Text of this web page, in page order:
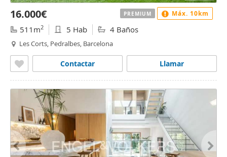
16.000€
511m2 5 Hab 4 Baños
Les Corts, Pedralbes, Barcelona
Llamar
Contactar
PREMIUM Máx. 10km